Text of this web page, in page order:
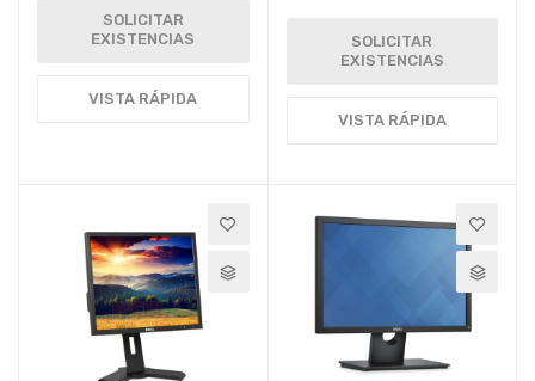
SOLICITAR
EXISTENCIAS
VISTA RÁPIDA
SOLICITAR
EXISTENCIAS
VISTA RÁPIDA